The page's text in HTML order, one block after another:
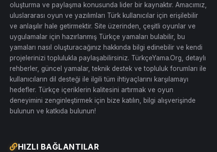
oluşturma ve paylaşma konusunda lider bir kaynaktır. Amacımız,
uluslararası oyun ve yazılımları Türk kullanıcılar için erişilebilir
ve anlaşılır hale getirmektir. Site üzerinden, çeşitli oyunlar ve
uygulamalar için hazırlanmış Türkçe yamaları bulabilir, bu
yamaları nasıl oluşturacağınız hakkında bilgi edinebilir ve kendi
projelerinizi toplulukla paylaşabilirsiniz. TürkçeYama.Org, detaylı
rehberler, güncel yamalar, teknik destek ve topluluk forumları ile
kullanıcıların dil desteği ile ilgili tüm ihtiyaçlarını karşılamayı
hedefler. Türkçe içeriklerin kalitesini artırmak ve oyun
deneyimini zenginleştirmek için bize katılın, bilgi alışverişinde
bulunun ve katkıda bulunun!
HIZLI BAĞLANTILAR